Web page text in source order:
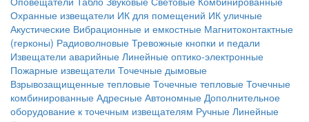
Охранные извещатели ИК для помещений ИК уличные
Акустические Вибрационные и емкостные Магнитоконтактные
(герконы) Радиоволновые Тревожные кнопки и педали
Извещатели аварийные Линейные оптико-электронные
Пожарные извещатели Точечные дымовые
Взрывозащищенные тепловые Точечные тепловые Точечные
комбинированные Адресные Автономные Дополнительное
оборудование к точечным извещателям Ручные Линейные